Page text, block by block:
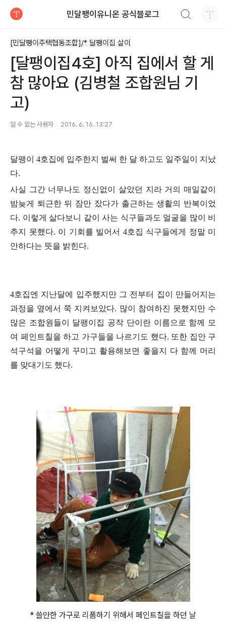
민달팽이유니온 공식블로그
[민달팽이주택협동조합]/* 달팽이집 살이
[달팽이집4호] 아직 집에서 할 게
참 많아요 (김병철 조합원님 기
고)
알 수 없는 사용자 2016. 6. 16. 13:27
달팽이 4호집에 입주한지 벌써 한 달 하고도 일주일이 지났
다.
사실 그간 너무나도 정신없이 살았던 지라 거의 매일같이
밤늦게 퇴근한 뒤 잠만 잤다가 출근하는 생활의 반복이었
다. 이렇게 살다보니 같이 사는 식구들과도 얼굴을 많이 비
추지 못했다. 이 기회를 빌어서 4호집 식구들에게 정말 미
안하다는 뜻을 밝힌다.
4호집엔 지난달에 입주했지만 그 전부터 집이 만들어지는
과정을 옆에서 쭉 지켜보았다. 많이 참여하진 못했지만 수
많은 조합원들이 달팽이집 공작 단이란 이름으로 함께 모
여 페인트칠을 하고 가구들을 나르기도 했다. 또한 집안 구
석구석을 어떻게 꾸미고 활용해보면 좋을지 다 함께 머리
를 맞대기도 했다.
* 쓸만한 가구로 리폼하기 위해서 페인트칠을 하던 날